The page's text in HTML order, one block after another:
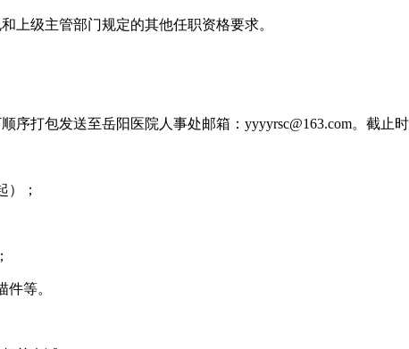
级主管部门规定的其他任职资格要求。
打包发送至岳阳医院人事处邮箱：yyyyrsc@163.com。截止时
；
等。